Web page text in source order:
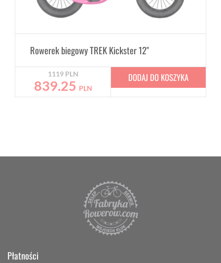
Rowerek biegowy TREK Kickster 12"
1119 PLN
839.25 PLN
DODAJ DO KOSZYKA
Płatności